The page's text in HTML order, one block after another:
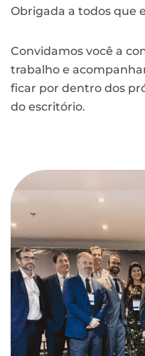
Obrigada a todos que
Convidamos você a
trabalho e
ficar por dentro dos
do escritório.